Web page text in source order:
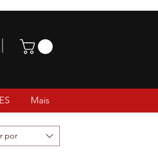
Mais
por